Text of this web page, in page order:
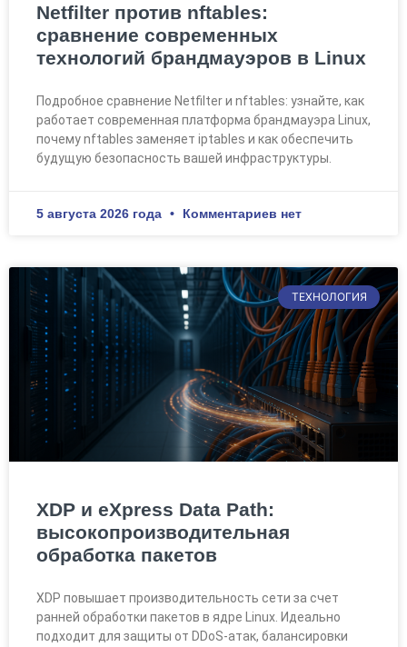
Netfilter против nftables:
сравнение современных
технологий брандмауэров в Linux
Подробное сравнение Netfilter и nftables: узнайте, как
работает современная платформа брандмауэра Linux,
почему nftables заменяет iptables и как обеспечить
будущую безопасность вашей инфраструктуры.
5 августа 2026 года Комментариев нет
ТЕХНОЛОГИЯ
XDP и eXpress Data Path:
высокопроизводительная
обработка пакетов
XDP повышает производительность сети за счет
ранней обработки пакетов в ядре Linux. Идеально
подходит для защиты от DDoS-атак, балансировки